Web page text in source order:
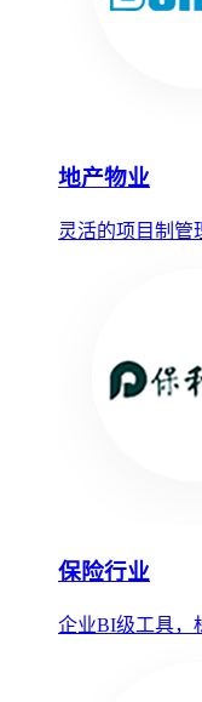
地产物业
灵活的项目制管
保险行业
企业BI级工具，